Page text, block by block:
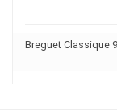
Breguet Classique